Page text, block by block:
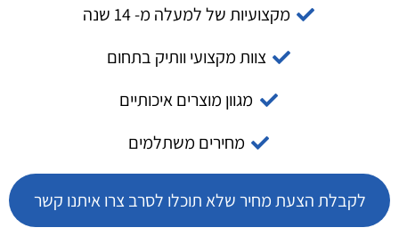
מקצועיות של למעלה מ- 14 שנה
צוות מקצועי וותיק בתחום
מגוון מוצרים איכותיים
מחירים משתלמים
לקבלת הצעת מחיר שלא תוכלו לסרב צרו איתנו קשר